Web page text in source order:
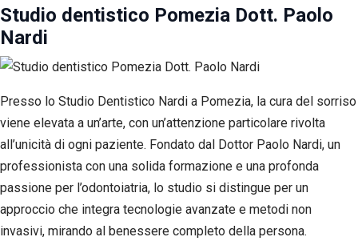
Studio dentistico Pomezia Dott. Paolo
Nardi
Presso lo Studio Dentistico Nardi a Pomezia, la cura del sorriso
viene elevata a un’arte, con un’attenzione particolare rivolta
all’unicità di ogni paziente. Fondato dal Dottor Paolo Nardi, un
professionista con una solida formazione e una profonda
passione per l’odontoiatria, lo studio si distingue per un
approccio che integra tecnologie avanzate e metodi non
invasivi, mirando al benessere completo della persona.